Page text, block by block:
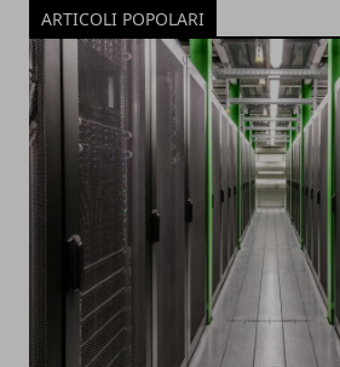
ARTICOLI POPOLARI